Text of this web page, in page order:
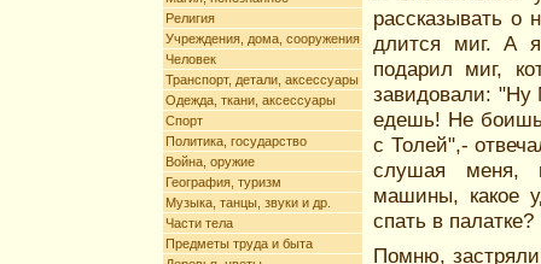
Религия
Учреждения, дома, сооружения
Человек
Транспорт, детали, аксессуары
Одежда, ткани, аксессуары
Спорт
Политика, государство
Война, оружие
География, туризм
Музыка, танцы, звуки и др.
Части тела
Предметы труда и быта
рассказывать о
длится миг. А
подарил миг,
завидовали: "Ну
едешь! Не
с Толей",-
слушая меня,
машины, какое
спать в палатке?
Помню,